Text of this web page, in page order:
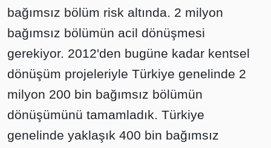
bağımsız bölüm risk altında. 2 milyon
bağımsız bölümün acil dönüşmesi
gerekiyor. 2012'den bugüne kadar kentsel
dönüşüm projeleriyle Türkiye genelinde 2
milyon 200 bin bağımsız bölümün
dönüşümünü tamamladık. Türkiye
genelinde yaklaşık 400 bin bağımsız